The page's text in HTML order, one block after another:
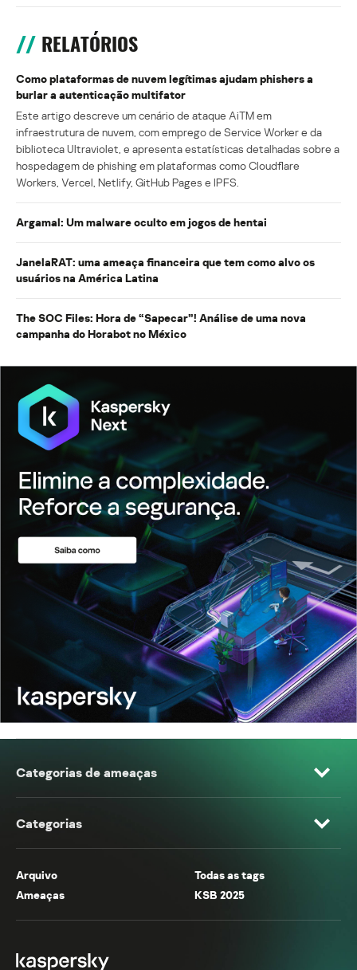
RELATÓRIOS
Como plataformas de nuvem legítimas ajudam phishers a
burlar a autenticação multifator
Este artigo descreve um cenário de ataque AiTM em
infraestrutura de nuvem, com emprego de Service Worker e da
biblioteca Ultraviolet, e apresenta estatísticas detalhadas sobre a
hospedagem de phishing em plataformas como Cloudflare
Workers, Vercel, Netlify, GitHub Pages e IPFS.
Argamal: Um malware oculto em jogos de hentai
JanelaRAT: uma ameaça financeira que tem como alvo os
usuários na América Latina
The SOC Files: Hora de “Sapecar”! Análise de uma nova
campanha do Horabot no México
Categorias de ameaças
Categorias
Arquivo
Todas as tags
Ameaças
KSB 2025